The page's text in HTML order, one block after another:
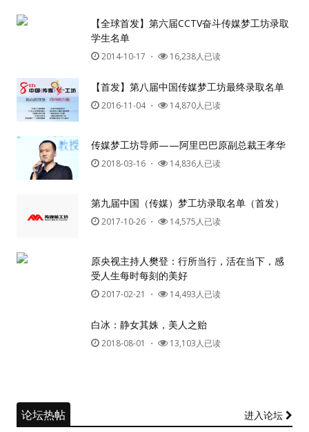
【全球首发】第六届CCTV奋斗传媒梦工坊录取
学生名单
2014-10-17 ・ 16,238人已读
【首发】第八届中国传媒梦工坊最终录取名单
2016-11-04・ 14,870人已读
传媒梦工坊导师——阿里巴巴原副总裁王孝华
2018-03-16 ・ 14,836人已读
第九届中国（传媒）梦工坊录取名单（首发）
2017-10-26 ・ 14,575人已读
原央视主持人樊登：行所当行，活在当下，感
受人生每时每刻的美好
2017-02-21 ・ 14,493人已读
白冰：静女其姝，美人之贻
2018-08-01 ・ 13,103人已读
论坛热帖 进入论坛